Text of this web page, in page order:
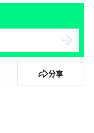
分享